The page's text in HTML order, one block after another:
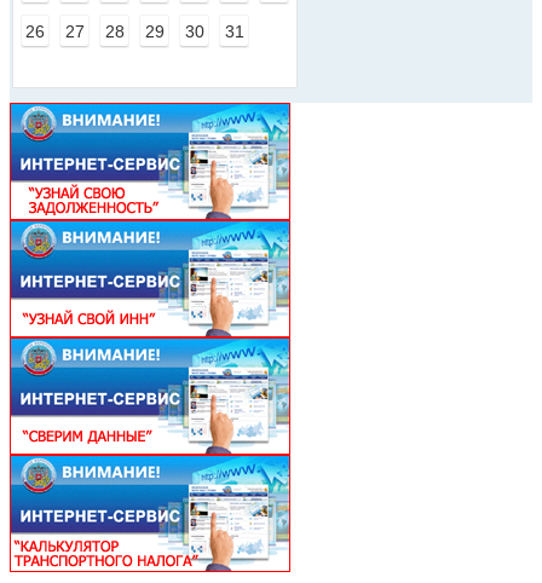
26 27 28 29 30 31